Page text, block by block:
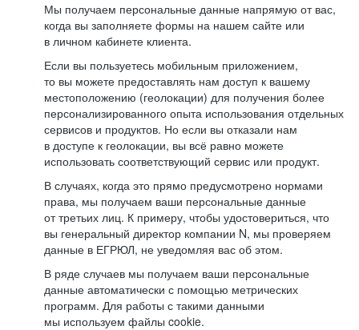
Мы получаем персональные данные напрямую от вас,
когда вы заполняете формы на нашем сайте или
в личном кабинете клиента.
Если вы пользуетесь мобильным приложением,
то вы можете предоставлять нам доступ к вашему
местоположению (геолокации) для получения более
персонализированного опыта использования отдельных
сервисов и продуктов. Но если вы отказали нам
в доступе к геолокации, вы всё равно можете
использовать соответствующий сервис или продукт.
В случаях, когда это прямо предусмотрено нормами
права, мы получаем ваши персональные данные
от третьих лиц. К примеру, чтобы удостовериться, что
вы генеральный директор компании N, мы проверяем
данные в ЕГРЮЛ, не уведомляя вас об этом.
В ряде случаев мы получаем ваши персональные
данные автоматически с помощью метрических
программ. Для работы с такими данными
мы используем файлы cookie.